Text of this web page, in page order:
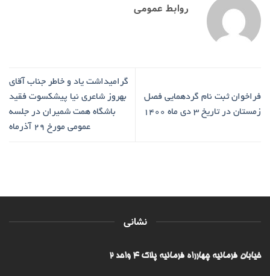
روابط عمومی
فراخوان ثبت نام گردهمایی فصل
زمستان در تاریخ 3 دی ماه 1400
گرامیداشت یاد و خاطر جناب آقای
بهروز شاعری نیا پیشکسوت فقید
باشگاه همت شمیران در جلسه
عمومی مورخ 29 آذرماه
نشانی
خیابان فرمانیه چهارراه فرمانیه پلاک ۴ واحد ۲